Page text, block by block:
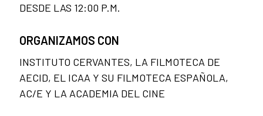
DESDE LAS 12:00 P.M.
ORGANIZAMOS CON
INSTITUTO CERVANTES, LA FILMOTECA DE
AECID, EL ICAA Y SU FILMOTECA ESPAÑOLA,
AC/E Y LA ACADEMIA DEL CINE